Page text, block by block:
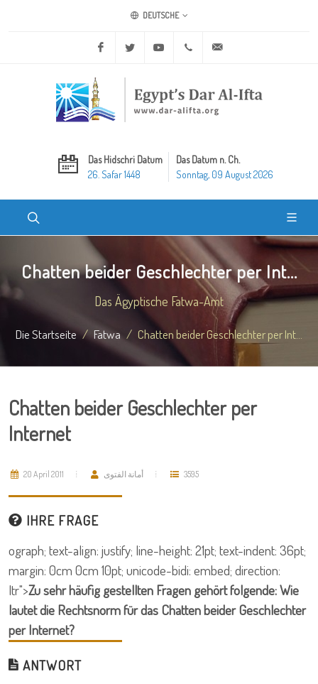
DEUTSCHE
Facebook Twitter Youtube +20 2 25970400
Das Hidschri Datum
26. Safar 1448
Das Datum n. Ch.
Sonntag, 09 August 2026
Chatten beider Geschlechter per Int...
Das Ägyptische Fatwa-Amt
Die Startseite Fatwa Chatten beider Geschlechter per Int...
Chatten beider Geschlechter per
Internet
20 April 2011 أمانة الفتوى 3595
IHRE FRAGE
ograph; text-align: justify; line-height: 21pt; text-indent: 36pt;
margin: 0cm 0cm 10pt; unicode-bidi: embed; direction:
ltr">Zu sehr häufig gestellten Fragen gehört folgende: Wie
lautet die Rechtsnorm für das Chatten beider Geschlechter
per Internet?
ANTWORT